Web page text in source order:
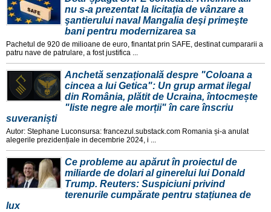
nu s-a prezentat la licitaţia de vânzare a
şantierului naval Mangalia deşi primeşte
bani pentru modernizarea sa
Pachetul de 920 de milioane de euro, finantat prin SAFE, destinat cumpararii a
patru nave de patrulare, a fost justifica ...
Anchetă senzațională despre "Coloana a
cincea a lui Getica": Un grup armat ilegal
din România, plătit de Ucraina, întocmește
"liste negre ale morții" în care înscriu
suveraniști
Autor: Stephane Luconsursa: francezul.substack.com Romania și-a anulat
alegerile prezidențiale in decembrie 2024, i ...
Ce probleme au apărut în proiectul de
miliarde de dolari al ginerelui lui Donald
Trump. Reuters: Suspiciuni privind
terenurile cumpărate pentru stațiunea de
lux